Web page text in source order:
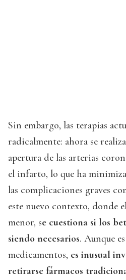
Sin embargo, las terapias
radicalmente: ahora se
apertura de las arterias
el infarto, lo que ha
las complicaciones graves
este nuevo contexto, donde
menor, se cuestiona si los
siendo necesarios. Aunque
medicamentos, es inusual
retirarse fármacos